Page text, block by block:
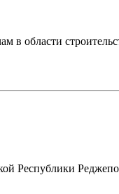
в области
Республики